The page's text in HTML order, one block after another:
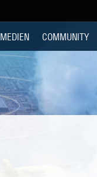
MEDIEN COMMUNITY